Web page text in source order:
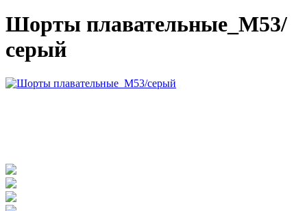
Шорты плавательные_М53/
серый